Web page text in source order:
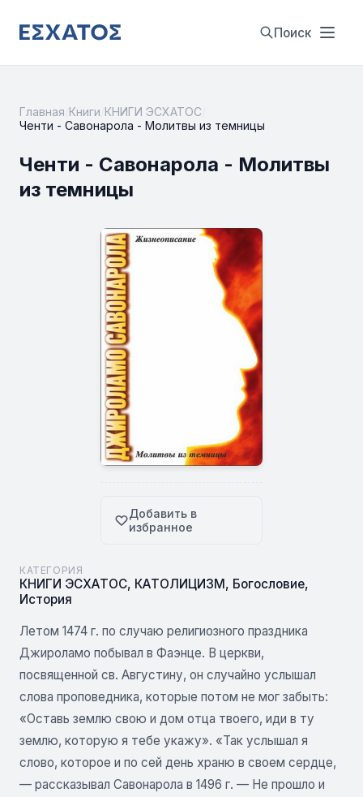
Поиск
Главная Книги КНИГИ ЭСХАТОС
Ченти - Савонарола - Молитвы из темницы
Ченти - Савонарола - Молитвы
из темницы
Добавить в
избранное
КАТЕГОРИЯ
КНИГИ ЭСХАТОС, КАТОЛИЦИЗМ, Богословие,
История
Летом 1474 г. по случаю религиозного праздника
Джироламо побывал в Фаэнце. В церкви,
посвященной св. Августину, он случайно услышал
слова проповедника, которые потом не мог забыть:
«Оставь землю свою и дом отца твоего, иди в ту
землю, которую я тебе укажу». «Так услышал я
слово, которое и по сей день храню в своем сердце,
— рассказывал Савонарола в 1496 г. — Не прошло и